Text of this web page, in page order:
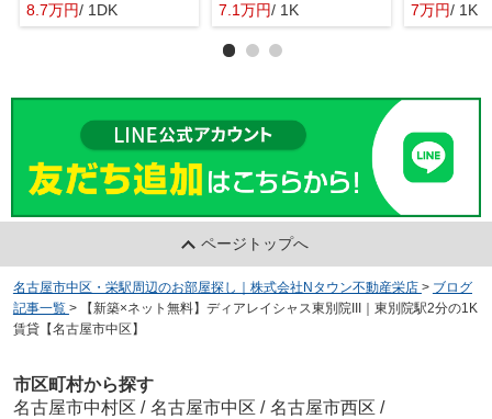
8.7万円/ 1DK
7.1万円/ 1K 7万円/ 1K
ページトップへ
名古屋市中区・栄駅周辺のお部屋探し｜株式会社Nタウン不動産栄店 > ブログ
記事一覧 >
【新築×ネット無料】ディアレイシャス東別院III｜東別院駅2分の1K
賃貸【名古屋市中区】
市区町村から探す
名古屋市中村区 / 名古屋市中区 / 名古屋市西区 /